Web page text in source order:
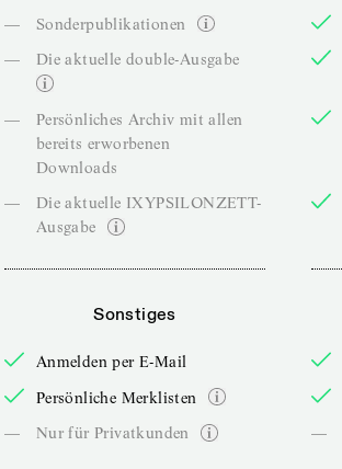
—
Sonderpublikationen
—
Die aktuelle double-Ausgabe
—
Persönliches Archiv mit allen
bereits erworbenen
Downloads
—
Die aktuelle IXYPSILONZETT-
Ausgabe
Sonstiges
Anmelden per E-Mail
Persönliche Merklisten
—
Nur für Privatkunden
—